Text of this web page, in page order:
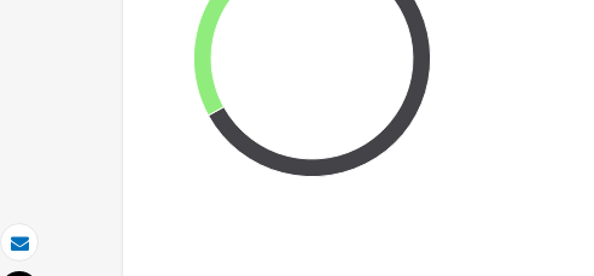
Correo electrónico